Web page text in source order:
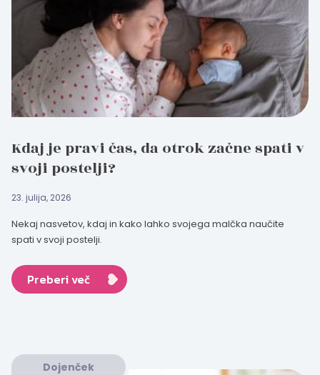
Kdaj je pravi čas, da otrok začne spati v
svoji postelji?
23. julija, 2026
Nekaj nasvetov, kdaj in kako lahko svojega malčka naučite
spati v svoji postelji.
Preberi več
Dojenček